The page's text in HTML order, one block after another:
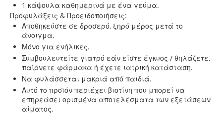
1 κάψουλα καθημερινά με ένα γεύμα.
Προφυλάξεις & Προειδοποιήσεις:
Αποθηκεύστε σε δροσερό, ξηρό μέρος μετά το
άνοιγμα.
Μόνο για ενήλικες.
Συμβουλευτείτε γιατρό εάν είστε έγκυος / θηλάζετε,
παίρνετε φάρμακα ή έχετε ιατρική κατάσταση.
Να φυλάσσεται μακριά από παιδιά.
Αυτό το προϊόν περιέχει βιοτίνη που μπορεί να
επηρεάσει ορισμένα αποτελέσματα των εξετάσεων
αίματος.